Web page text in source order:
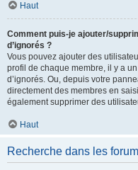
Haut
Comment puis-je ajouter/
d’ignorés ?
Vous pouvez ajouter des
profil de chaque membre, il y a
d’ignorés. Ou, depuis votre
directement des membres en
également supprimer des
Haut
Recherche dans les